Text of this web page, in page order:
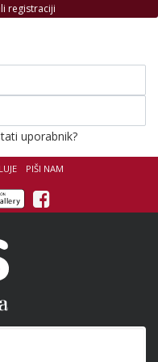
PIŠI NAM
Facebook
registraciji
uporabnik?